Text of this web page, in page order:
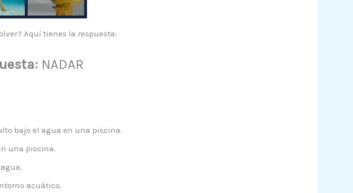
Aquí tienes la respuesta:
NADAR
bajo el agua en una piscina.
una piscina.
acuático.